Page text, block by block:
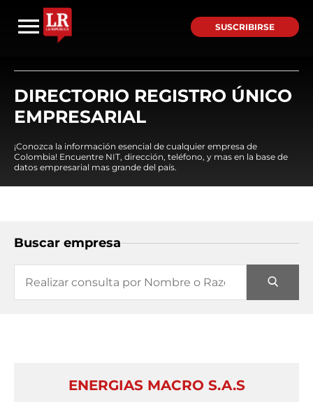
SUSCRIBIRSE
DIRECTORIO REGISTRO ÚNICO
EMPRESARIAL
¡Conozca la información esencial de cualquier empresa de
Colombia! Encuentre NIT, dirección, teléfono, y mas en la base de
datos empresarial mas grande del país.
Buscar empresa
ENERGIAS MACRO S.A.S